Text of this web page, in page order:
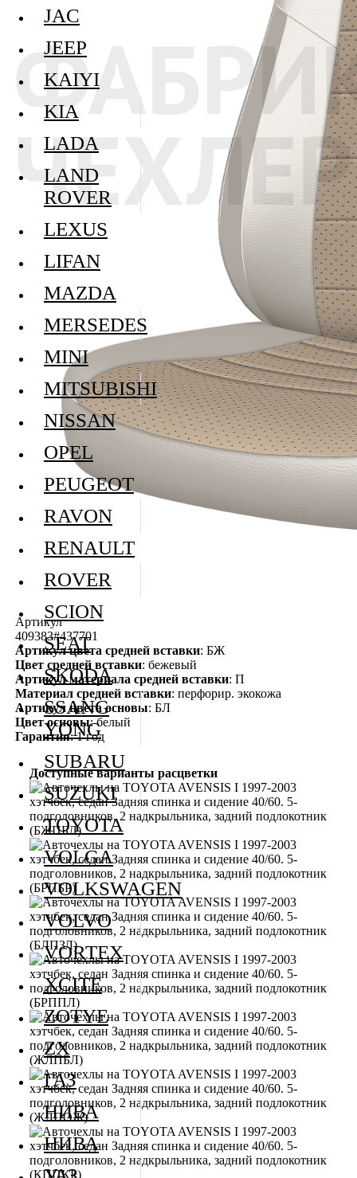
Артикул
409383#437701
Артикул цвета средней вставки: БЖ
Цвет средней вставки: бежевый
Артикул материала средней вставки: П
Материал средней вставки: перфорир. экокожа
Артикул цвета основы: БЛ
Цвет основы: белый
Гарантия: 1 год
Доступные варианты расцветки
JAC
JEEP
KAIYI
KIA
LADA
LAND
ROVER
LEXUS
LIFAN
MAZDA
MERSEDES
MINI
MITSUBISHI
NISSAN
OPEL
PEUGEOT
RAVON
RENAULT
ROVER
SCION
SEAT
SKODA
SSANG
YONG
SUBARU
SUZUKI
TOYOTA
VOLGA
VOLKSWAGEN
VOLVO
VORTEX
XCITE
ZOTYE
ZX
ГАЗ
НИВА
НИВА